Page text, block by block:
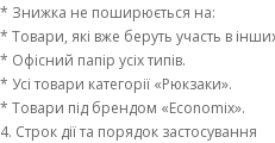
* Знижка не поширюється на:
* Товари, які вже беруть участь в
* Офісний папір усіх типів.
* Усі товари категорії «Рюкзаки».
* Товари під брендом «Economix».
4. Строк дії та порядок застосування